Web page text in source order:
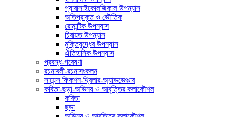
প্যারাসাইকোলজিকাল উপন্যাস
অতিপ্রাকৃত ও ভৌতিক
রোমান্টিক উপন্যাস
চিরায়ত উপন্যাস
মুক্তিযুদ্ধের উপন্যাস
ঐতিহাসিক উপন্যাস
প্রবন্ধ-গবেষণা
রচনাবলী-রচনাসংকলন
সায়েন্স ফিকশন-থ্রিলার-অ্যাডভেঞ্চার
কবিতা-ছড়া-অভিনয় ও আবৃত্তির কলাকৌশল
কবিতা
ছড়া